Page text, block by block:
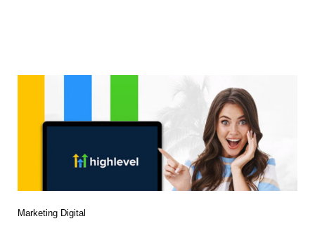
Marketing Digital